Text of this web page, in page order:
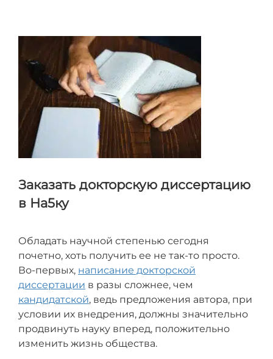
Заказать докторскую диссертацию
в На5ку
Обладать научной степенью сегодня
почетно, хоть получить ее не так-то просто.
Во-первых, написание докторской
диссертации в разы сложнее, чем
кандидатской, ведь предложения автора, при
условии их внедрения, должны значительно
продвинуть науку вперед, положительно
изменить жизнь общества.